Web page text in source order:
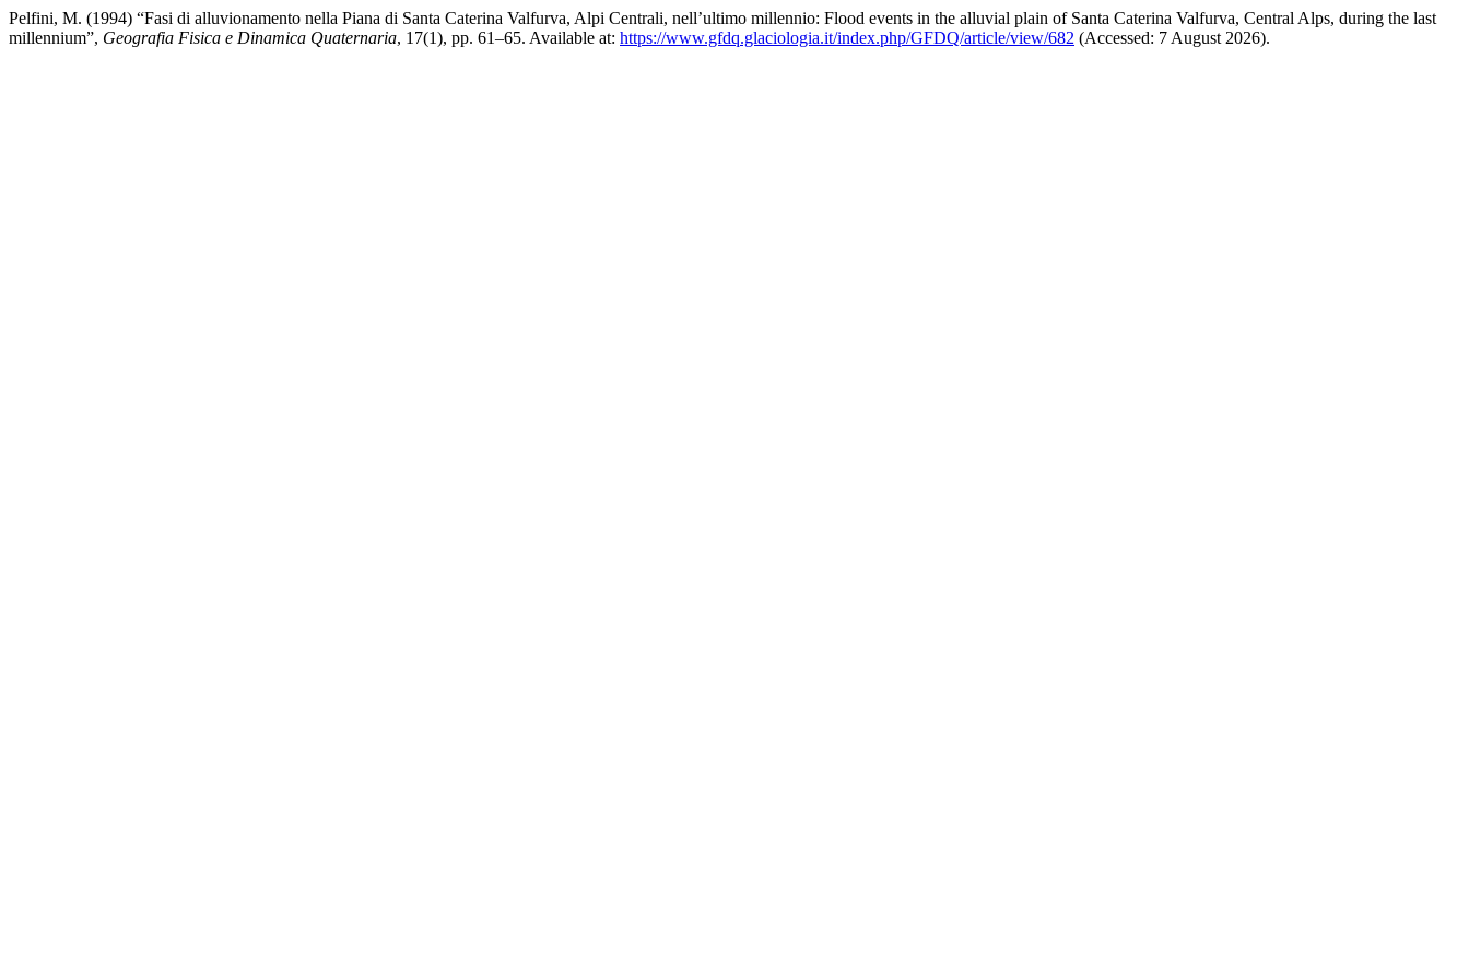
Pelfini, M. (1994) “Fasi di alluvionamento nella Piana di Santa Caterina Valfurva, Alpi Centrali, nell’ultimo millennio: Flood events in the alluvial plain of Santa Caterina Valfurva, Central Alps, during the last
millennium”, Geografia Fisica e Dinamica Quaternaria, 17(1), pp. 61–65. Available at: https://www.gfdq.glaciologia.it/index.php/GFDQ/article/view/682 (Accessed: 7 August 2026).